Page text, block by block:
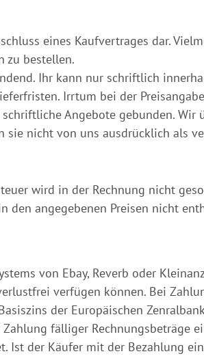
eines Kaufvertrages dar.
zu bestellen.
Ihr kann nur schriftlich
Irrtum bei der
Angebote gebunden. Wir
sie nicht von uns ausdrücklich als
wird in der Rechnung nicht
den angegebenen Preisen nicht
von Ebay, Reverb oder
verfügen können. Bei
der Europäischen
fälliger Rechnungsbeträge
der Käufer mit der Bezahlung